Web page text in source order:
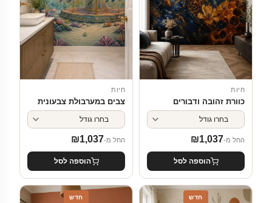
חיות
כוורת זהובה ודבורים
החל מ- ₪1,037
הוספה לסל
חיות
צבים במערבולת צבעונית
החל מ- ₪1,037
הוספה לסל
חדש חדש